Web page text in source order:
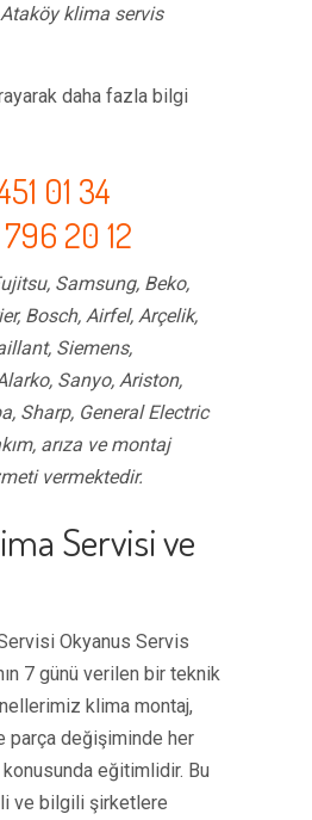
klima servis
daha fazla bilgi
01 34
20 12
Samsung, Beko,
Bosch, Airfel, Arçelik,
Siemens,
Sanyo, Ariston,
Sharp, General Electric
arıza ve montaj
vermektedir.
Servisi ve
Okyanus Servis
7 günü verilen bir teknik
klima montaj,
parça değişiminde her
eğitimlidir. Bu
ve bilgili şirketlere